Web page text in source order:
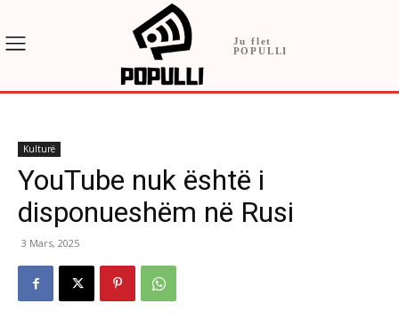
Ju flet
POPULLI
Kulturë
YouTube nuk është i
disponueshëm në Rusi
3 Mars, 2025